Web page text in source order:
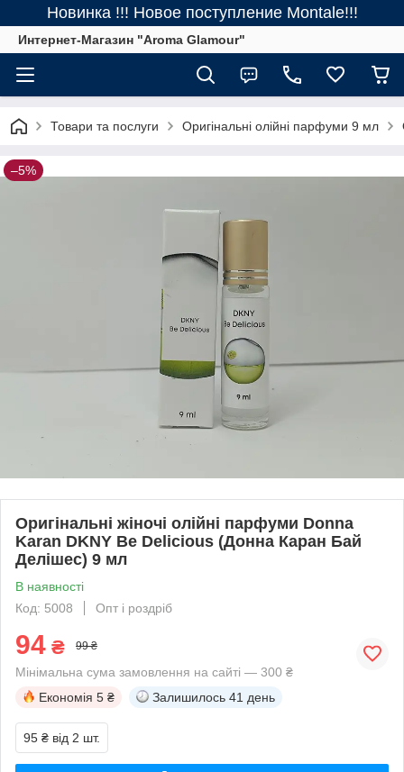
Новинка !!! Новое поступление Montale!!!
Интернет-Магазин "Aroma Glamour"
Товари та послуги Оригінальні олійні парфуми 9 мл
–5%
Оригінальні жіночі олійні парфуми Donna
Karan DKNY Be Delicious (Донна Каран Бай
Делішес) 9 мл
В наявності
Код: 5008
Опт і роздріб
94 ₴ 99 ₴
Мінімальна сума замовлення на сайті — 300 ₴
Економія 5 ₴ Залишилось 41 день
95 ₴ від 2 шт.